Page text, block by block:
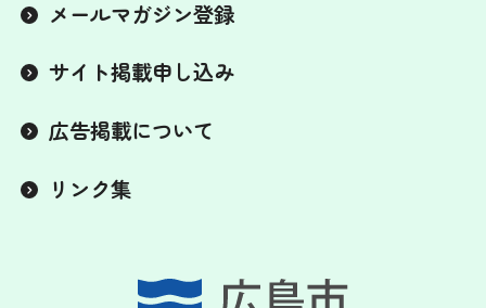
メールマガジン登録
サイト掲載申し込み
広告掲載について
リンク集